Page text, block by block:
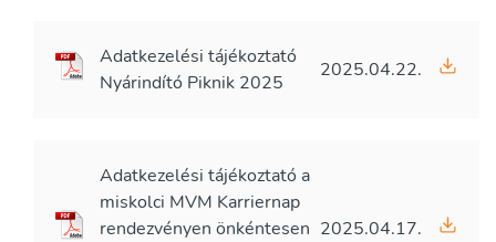
Adatkezelési tájékoztató
Nyárindító Piknik 2025
2025.04.22.
Adatkezelési tájékoztató a
miskolci MVM Karriernap
rendezvényen önkéntesen 2025.04.17.